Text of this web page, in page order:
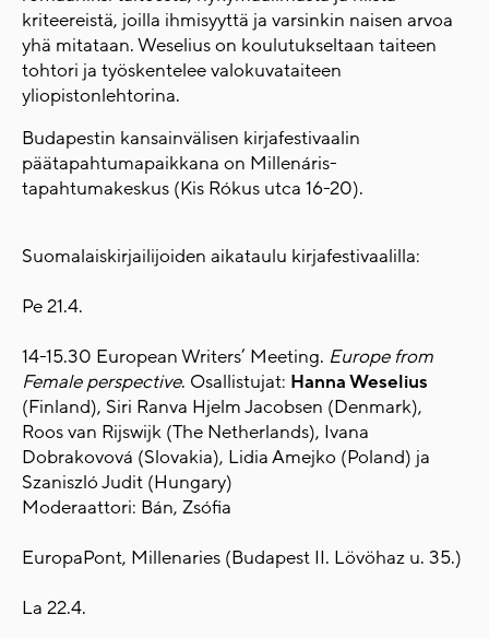
kriteereistä, joilla ihmisyyttä ja varsinkin naisen arvoa
yhä mitataan. Weselius on koulutukseltaan taiteen
tohtori ja työskentelee valokuvataiteen
yliopistonlehtorina.
Budapestin kansainvälisen kirjafestivaalin
päätapahtumapaikkana on Millenáris-
tapahtumakeskus (Kis Rókus utca 16-20).
Suomalaiskirjailijoiden aikataulu kirjafestivaalilla:
Pe 21.4.
14-15.30 European Writers’ Meeting. Europe from
Female perspective. Osallistujat: Hanna Weselius
(Finland), Siri Ranva Hjelm Jacobsen (Denmark),
Roos van Rijswijk (The Netherlands), Ivana
Dobrakovová (Slovakia), Lidia Amejko (Poland) ja
Szaniszló Judit (Hungary)
Moderaattori: Bán, Zsófia
EuropaPont, Millenaries (Budapest II. Lövöhaz u. 35.)
La 22.4.